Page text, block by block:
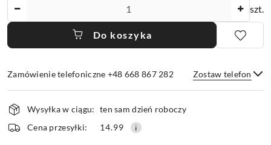
szt.
Do koszyka
Zamówienie telefoniczne +48 668 867 282 Zostaw telefon
Wyślij
Dostępność
i
dostawa
Wysyłka w ciągu: ten sam dzień roboczy
Cena przesyłki:
14.99